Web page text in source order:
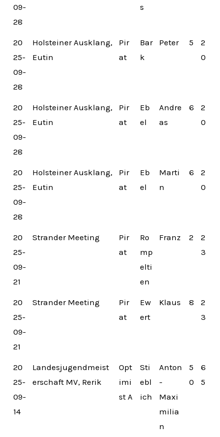
09-
28
s
20
25-
09-
28
Holsteiner Ausklang,
Eutin
Pir
at
Bar
k
Peter 5
2
0
20
25-
09-
28
Holsteiner Ausklang,
Eutin
Pir
at
Eb
el
Andre
as
6
2
0
20
25-
09-
28
Holsteiner Ausklang,
Eutin
Pir
at
Eb
el
Marti
n
6
2
0
20
25-
09-
21
Strander Meeting
Pir
at
Ro
mp
elti
en
Franz 2
2
3
20
25-
09-
21
Strander Meeting
Pir
at
Ew
ert
Klaus 8
2
3
20
25-
09-
14
Landesjugendmeist
erschaft MV, Rerik
Opt
imi
st A
Sti
ebl
ich
Anton
-
Maxi
milia
n
5
0
6
5